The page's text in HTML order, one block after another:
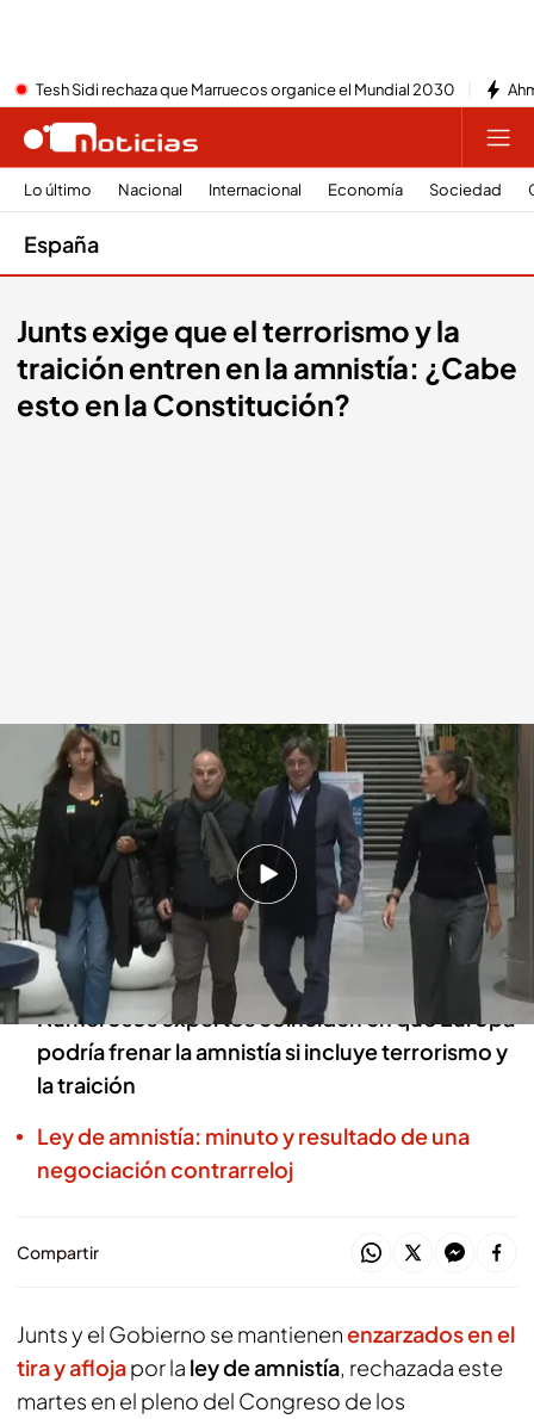
Tesh Sidi rechaza que Marruecos organice el Mundial 2030
Lo último Nacional Internacional Economía Sociedad
España
Junts exige que el terrorismo y la
traición entren en la amnistía: ¿Cabe
esto en la Constitución?
Junts mantiene sus exigencias sobre la ley de amnistía
Redacción digital Noticias Cuatro
31 ENE 2024 - 20:54h.
Los juristas no se ponen de acuerdo sobre si
amnistiar el terrorismo y la traición cabe en la
Constitución
Numerosos expertos coinciden en que Europa
podría frenar la amnistía si incluye terrorismo y
la traición
Ley de amnistía: minuto y resultado de una
negociación contrarreloj
Compartir
Junts y el Gobierno se mantienenenzarzados en el
tira y aflojapor la ley de amnistía, rechazada este
martes en el pleno del Congreso de los